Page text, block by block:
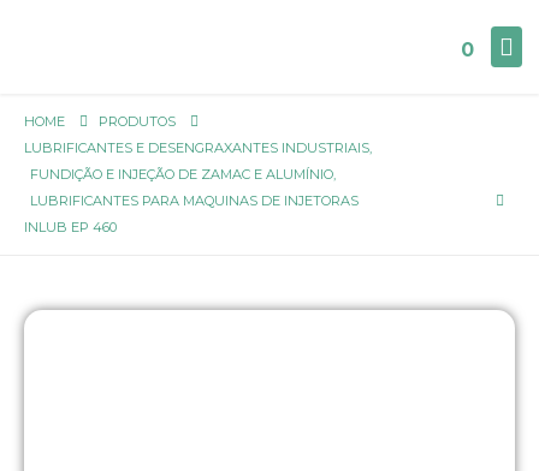
0
HOME
PRODUTOS
LUBRIFICANTES E DESENGRAXANTES INDUSTRIAIS,
FUNDIÇÃO E INJEÇÃO DE ZAMAC E ALUMÍNIO,
LUBRIFICANTES PARA MAQUINAS DE INJETORAS
INLUB EP 460